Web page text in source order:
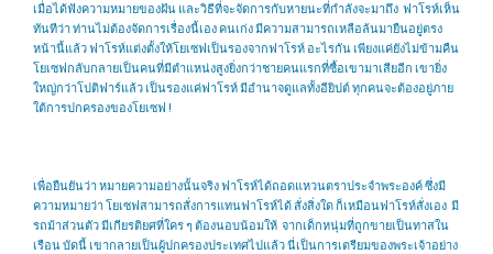
เมื่อได้ฟังความหมายของฝัน และวิธีที่จะจัดการกับหายนะที่กำลังจะมาถึง ฟาโรห์เห็น
ทันทีว่า ท่านไม่ต้องจัดการเรื่องนี้เอง คนเก่ง มีความสามารถเหลือล้นมายืนอยู่ตรง
หน้านี้แล้ว ฟาโรห์แต่งตั้งให้โยเซฟเป็นรองจากฟาโรห์ อะไรกัน เพียงแค่ยังไม่ข้ามคืน
โยเซฟกลับกลายเป็นคนที่มีตำแหน่งสูงยิ่งกว่าชายคนแรกที่ซื้อเขามาเสียอีก เขายิ่ง
ใหญ่กว่าโปติฟาร์แล้ว เป็นรองแค่ฟาโรห์ มีอำนาจดูแลทั้งอียิปต์ ทุกคนจะต้องอยู่ภาย
ใต้การปกครองของโยเซฟ !
เพื่อยืนยันว่า หมายความอย่างนั้นจริง ฟาโรห์ได้ถอดแหวนตราประจำพระองค์ ซึ่งมี
ความหมายว่า โยเซฟสามารถสั่งการแทนฟาโรห์ได้ สั่งสิ่งใด ก็เหมือนฟาโรห์สั่งเอง มี
รถม้าส่วนตัว มีเกียรติยศที่ใคร ๆ ต้องนอบน้อมให้ จากเด็กหนุ่มที่ถูกขายเป็นทาสใน
เรือน บัดนี้ เขากลายเป็นผู้ปกครองประเทศไปแล้ว นี่เป็นการเตรียมของพระเจ้าอย่าง